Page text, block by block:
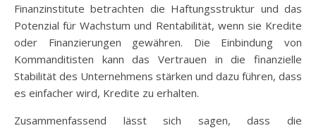
Finanzinstitute betrachten die Haftungsstruktur und das
Potenzial für Wachstum und Rentabilität, wenn sie Kredite
oder Finanzierungen gewähren. Die Einbindung von
Kommanditisten kann das Vertrauen in die finanzielle
Stabilität des Unternehmens stärken und dazu führen, dass
es einfacher wird, Kredite zu erhalten.
Zusammenfassend lässt sich sagen, dass die